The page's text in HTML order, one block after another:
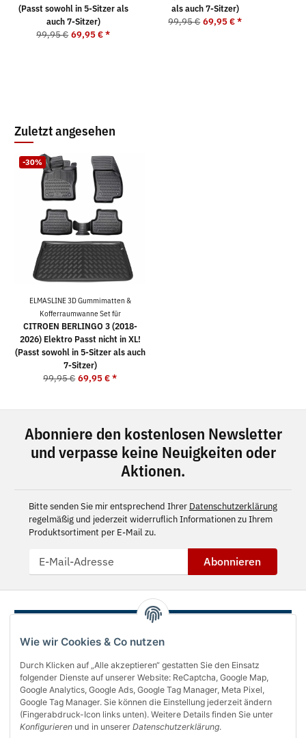
Wie wir Cookies & Co nutzen
Durch Klicken auf „Alle akzeptieren“ gestatten Sie den Einsatz
folgender Dienste auf unserer Website: ReCaptcha, Google Map,
Google Analytics, Google Ads, Google Tag Manager, Meta Pixel,
Google Tag Manager. Sie können die Einstellung jederzeit ändern
(Fingerabdruck-Icon links unten). Weitere Details finden Sie unter
Konfigurieren und in unserer Datenschutzerklärung.
(Passt sowohl in 5-Sitzer als
auch 7-Sitzer)
99,95 € 69,95 €*
als auch 7-Sitzer)
99,95 € 69,95 €*
Zuletzt angesehen
-30%
ELMASLINE 3D Gummimatten &
Kofferraumwanne Set für
CITROEN BERLINGO 3 (2018-
2026) Elektro Passt nicht in XL!
(Passt sowohl in 5-Sitzer als auch
7-Sitzer)
99,95 € 69,95 €*
Abonniere den kostenlosen Newsletter
und verpasse keine Neuigkeiten oder
Aktionen.
Bitte senden Sie mir entsprechend Ihrer Datenschutzerklärung
regelmäßig und jederzeit widerruflich Informationen zu Ihrem
Produktsortiment per E-Mail zu.
Abonnieren
Über uns